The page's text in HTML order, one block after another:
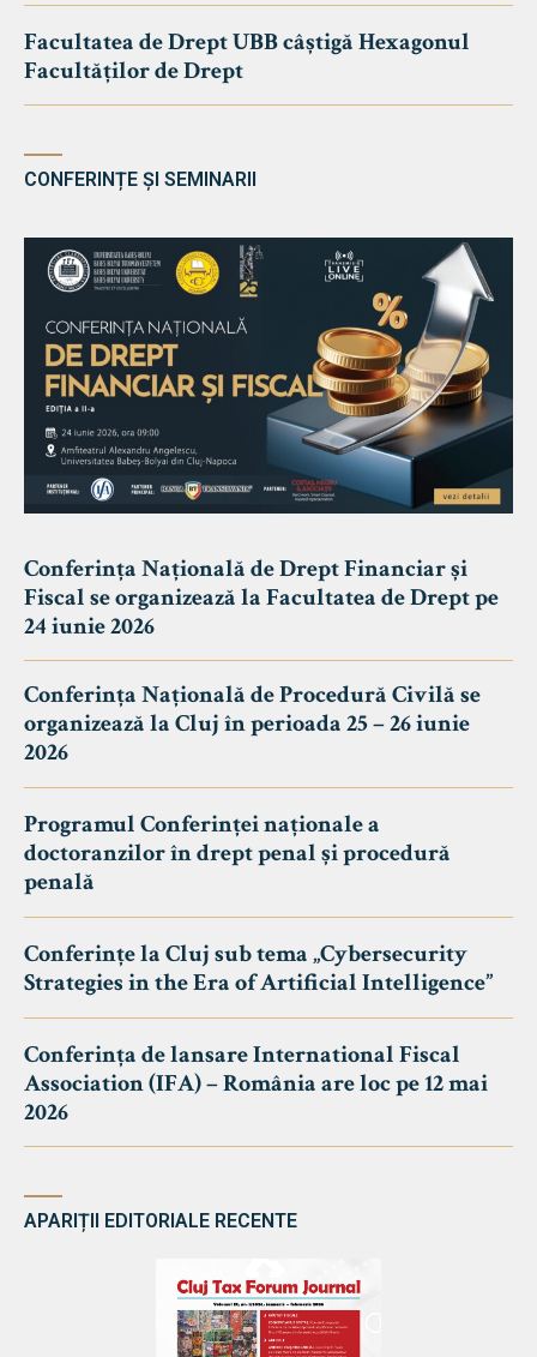
Facultatea de Drept UBB câștigă Hexagonul
Facultăților de Drept
CONFERINȚE ȘI SEMINARII
Conferința Națională de Drept Financiar și
Fiscal se organizează la Facultatea de Drept pe
24 iunie 2026
Conferința Națională de Procedură Civilă se
organizează la Cluj în perioada 25 – 26 iunie
2026
Programul Conferinței naționale a
doctoranzilor în drept penal și procedură
penală
Conferințe la Cluj sub tema „Cybersecurity
Strategies in the Era of Artificial Intelligence”
Conferința de lansare International Fiscal
Association (IFA) – România are loc pe 12 mai
2026
APARIȚII EDITORIALE RECENTE